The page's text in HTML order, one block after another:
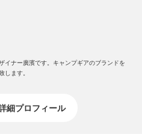
イナー廣濱です。キャンプギアのブランドを
ます。
細プロフィール